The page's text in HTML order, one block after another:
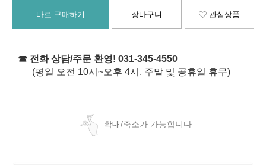
바로 구매하기 장바구니 관심상품
☎ 전화 상담/주문 환영! 031-345-4550
(평일 오전 10시~오후 4시, 주말 및 공휴일 휴무)
확대/축소가 가능합니다